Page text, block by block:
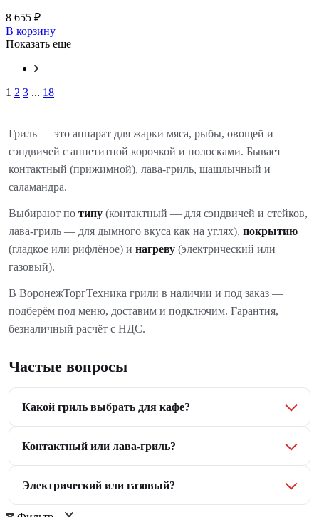
8 655 ₽
В корзину
Показать еще
1 2 3 ... 18
Гриль — это аппарат для жарки мяса, рыбы, овощей и
сэндвичей с аппетитной корочкой и полосками. Бывает
контактный (прижимной), лава-гриль, шашлычный и
саламандра.
Выбирают по типу (контактный — для сэндвичей и стейков,
лава-гриль — для дымного вкуса как на углях), покрытию
(гладкое или рифлёное) и нагреву (электрический или
газовый).
В ВоронежТоргТехника грили в наличии и под заказ —
подберём под меню, доставим и подключим. Гарантия,
безналичный расчёт с НДС.
Частые вопросы
Какой гриль выбрать для кафе?
Контактный или лава-гриль?
Электрический или газовый?